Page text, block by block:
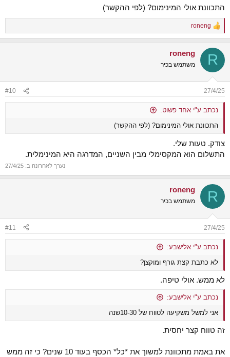
התכוונת אולי המינימום? (לפי ההקשר)
R
e
c
i
s
:
roneng
R
roneng
משתמש בכיר
27/4/25
#10
נכתב ע"י אחד פשוט:
התכוונת אולי המינימום? (לפי ההקשר)
צודק. טעות שלי.
התשלום הוא המקסימלי מבין השניים, המדרגה היא המינימלית.
נערך לאחרונה ב: 27/4/25
R
roneng
משתמש בכיר
27/4/25
#11
נכתב ע"י אלישבע:
לא כתבת קצת גורף ומוקצן?
לא ממש. אולי טיפה.
נכתב ע"י אלישבע:
אני למשל משקיעה לטווח של 10-30שנה
זה טווח קצר יחסית.
את באמת מתכוונת למשוך את *כל* הכסף בעוד 10 שנים? כי זה ממש